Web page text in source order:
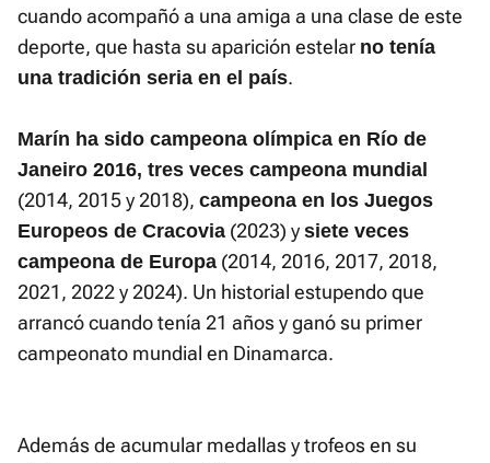
cuando acompañó a una amiga a una clase de este
deporte, que hasta su aparición estelar no tenía
una tradición seria en el país.
Marín ha sido campeona olímpica en Río de
Janeiro 2016, tres veces campeona mundial
(2014, 2015 y 2018), campeona en los Juegos
Europeos de Cracovia (2023) y siete veces
campeona de Europa (2014, 2016, 2017, 2018,
2021, 2022 y 2024). Un historial estupendo que
arrancó cuando tenía 21 años y ganó su primer
campeonato mundial en Dinamarca.
Además de acumular medallas y trofeos en su